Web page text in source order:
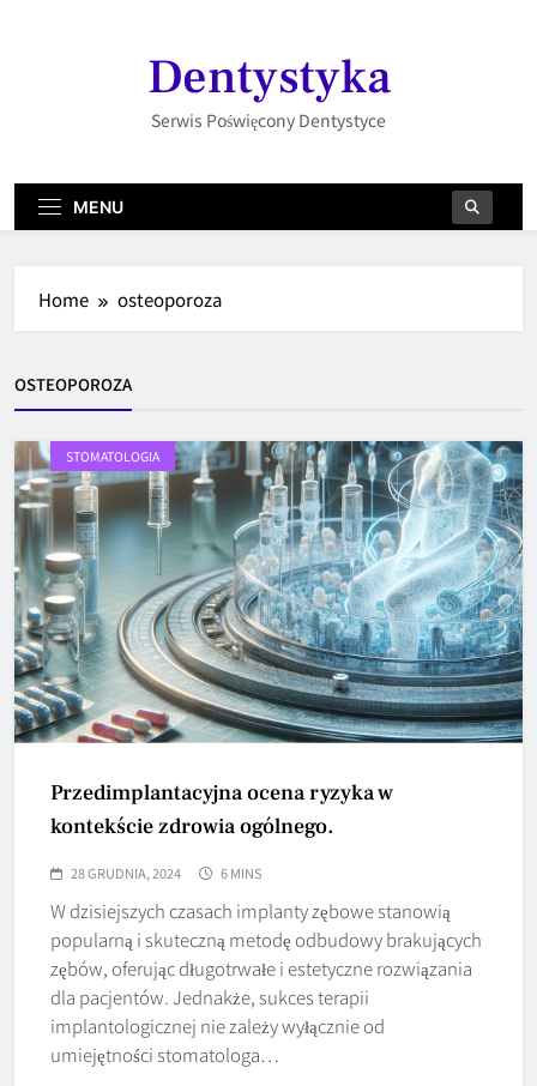
Dentystyka
Serwis Poświęcony Dentystyce
MENU
Home osteoporoza
OSTEOPOROZA
STOMATOLOGIA
Przedimplantacyjna ocena ryzyka w
kontekście zdrowia ogólnego.
28 GRUDNIA, 2024 6 MINS
W dzisiejszych czasach implanty zębowe stanowią
popularną i skuteczną metodę odbudowy brakujących
zębów, oferując długotrwałe i estetyczne rozwiązania
dla pacjentów. Jednakże, sukces terapii
implantologicznej nie zależy wyłącznie od
umiejętności stomatologa…